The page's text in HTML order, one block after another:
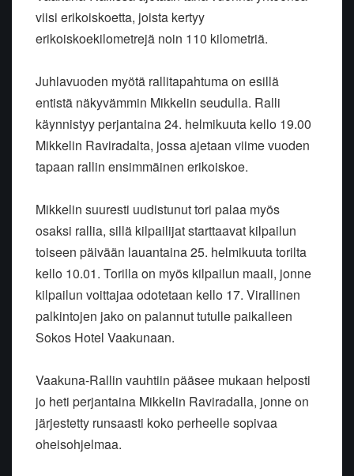
viisi erikoiskoetta, joista kertyy
erikoiskoekilometrejä noin 110 kilometriä.
Juhlavuoden myötä rallitapahtuma on esillä
entistä näkyvämmin Mikkelin seudulla. Ralli
käynnistyy perjantaina 24. helmikuuta kello 19.00
Mikkelin Raviradalta, jossa ajetaan viime vuoden
tapaan rallin ensimmäinen erikoiskoe.
Mikkelin suuresti uudistunut tori palaa myös
osaksi rallia, sillä kilpailijat starttaavat kilpailun
toiseen päivään lauantaina 25. helmikuuta torilta
kello 10.01. Torilla on myös kilpailun maali, jonne
kilpailun voittajaa odotetaan kello 17. Virallinen
palkintojen jako on palannut tutulle paikalleen
Sokos Hotel Vaakunaan.
Vaakuna-Rallin vauhtiin pääsee mukaan helposti
jo heti perjantaina Mikkelin Raviradalla, jonne on
järjestetty runsaasti koko perheelle sopivaa
oheisohjelmaa.